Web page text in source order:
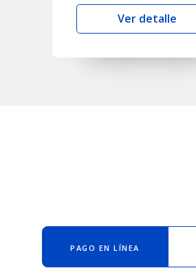
Ver detalle
PAGO EN LÍNEA